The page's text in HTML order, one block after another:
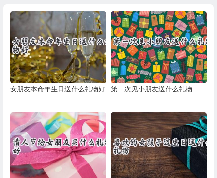
女朋友本命年生日送什么礼物好 第一次见小朋友送什么礼物